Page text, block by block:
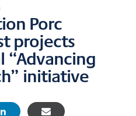
Porc
projects
“Advancing
initiative